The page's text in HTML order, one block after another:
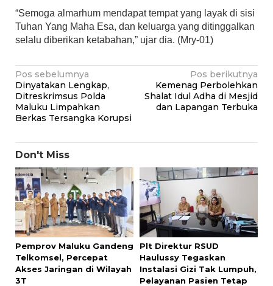
“Semoga almarhum mendapat tempat yang layak di sisi
Tuhan Yang Maha Esa, dan keluarga yang ditinggalkan
selalu diberikan ketabahan,” ujar dia. (Mry-01)
Navigasi
pos
Pos sebelumnya
Dinyatakan Lengkap,
Ditreskrimsus Polda
Maluku Limpahkan
Berkas Tersangka Korupsi
Pos berikutnya
Kemenag Perbolehkan
Shalat Idul Adha di Mesjid
dan Lapangan Terbuka
Don't Miss
Pemprov Maluku Gandeng
Telkomsel, Percepat
Akses Jaringan di Wilayah
3T
Plt Direktur RSUD
Haulussy Tegaskan
Instalasi Gizi Tak Lumpuh,
Pelayanan Pasien Tetap